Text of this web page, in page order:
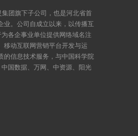
团旗下子公司，也是河北省首
业。公司自成立以来，以传播互
各企事业单位提供网络域名注
移动互联网营销平台开发与运
的信息技术服务，与中国科学院
国数据、万网、中资源、阳光